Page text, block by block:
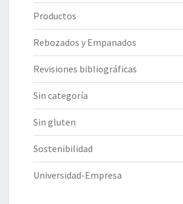
Productos
Rebozados y Empanados
Revisiones bibliográficas
Sin categoría
Sin gluten
Sostenibilidad
Universidad-Empresa